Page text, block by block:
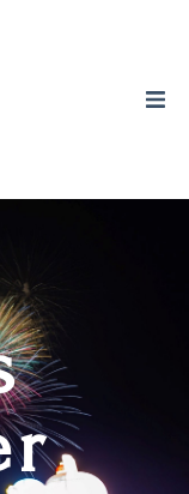
購物須知
最新消息
門市菜單
門市資訊